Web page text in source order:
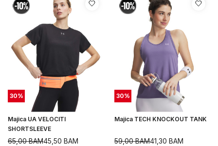
30%
Majica UA VELOCITI
SHORTSLEEVE
45,50 BAM
65,00BAM
30%
Majica TECH KNOCKOUT TANK
41,30 BAM
59,00BAM